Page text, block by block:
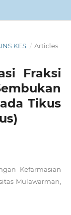
KES. / Articles
Fraksi
Tikus
Kefarmasian
Mulawarman,